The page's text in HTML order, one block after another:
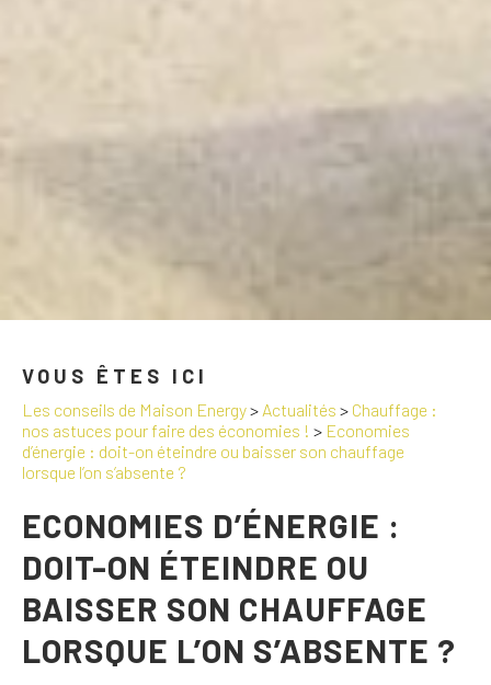
VOUS ÊTES ICI
Les conseils de Maison Energy> Actualités > Chauffage :
nos astuces pour faire des économies ! > Economies
d’énergie : doit-on éteindre ou baisser son chauffage
lorsque l’on s’absente ?
ECONOMIES D’ÉNERGIE :
DOIT-ON ÉTEINDRE OU
BAISSER SON CHAUFFAGE
LORSQUE L’ON S’ABSENTE ?